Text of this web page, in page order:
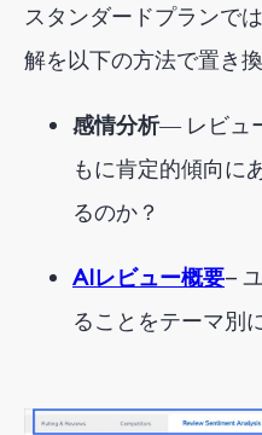
スタンダードプランで
解を以下の方法で置き換
感情分析― レビュ
もに肯定的傾向に
るのか？
AIレビュー概要—
ることをテーマ別